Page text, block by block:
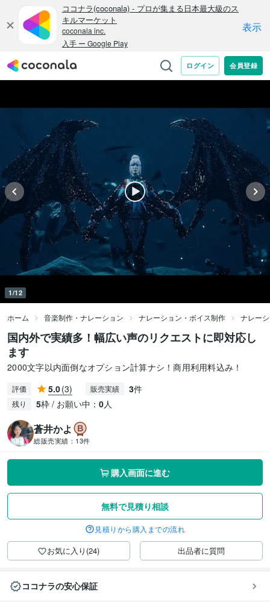
1/12
ホーム 音楽制作・ナレーション ナレーション・ボイス制作 ナレー
国内外で実績多！幅広い声のリクエストに即対応し
ます
2000文字以内面倒なオプション計算ナシ！商用利用料込み！
評価 5.0(3) 販売実績 3件
残り 5枠 / お願い中： 0人
蒼井かよ
総販売実績： 13件
購入画面に進む
無料で見積り相談
見積りから購入までの流れ
お気に入り(24) 出品者に質問
ココナラの安心保証